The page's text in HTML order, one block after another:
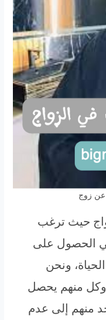
عن زوج
حيث ترغب
الحصول على
ونحن
منهم يحصل
منهم إلى عدم